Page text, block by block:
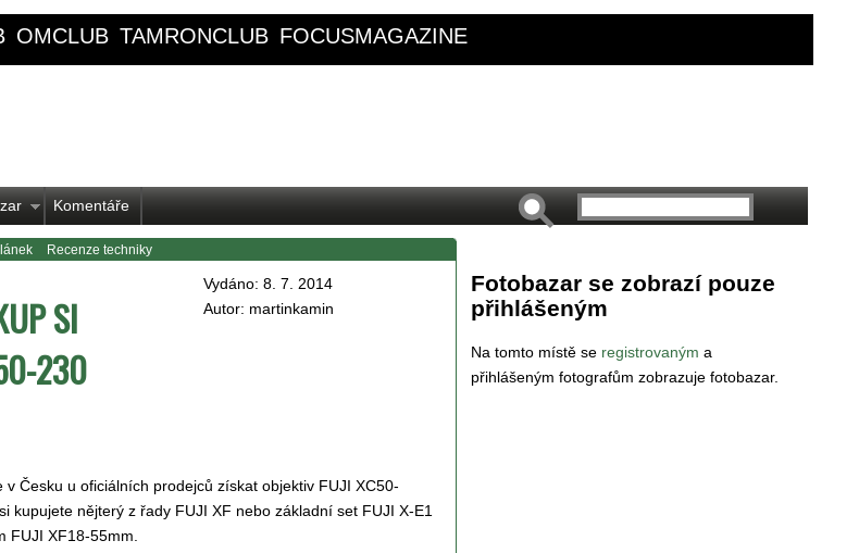
OMCLUB TAMRONCLUB FOCUSMAGAZINE
Komentáře
Recenze techniky
SI
230
Vydáno: 8. 7. 2014
Autor: martinkamin
v Česku u oficiálních prodejců získat objektiv FUJI XC50-
kupujete nějterý z řady FUJI XF nebo základní set FUJI X-E1
FUJI XF18-55mm.
Fotobazar se zobrazí pouze
přihlášeným
Na tomto místě se registrovaným a
přihlášeným fotografům zobrazuje fotobazar.